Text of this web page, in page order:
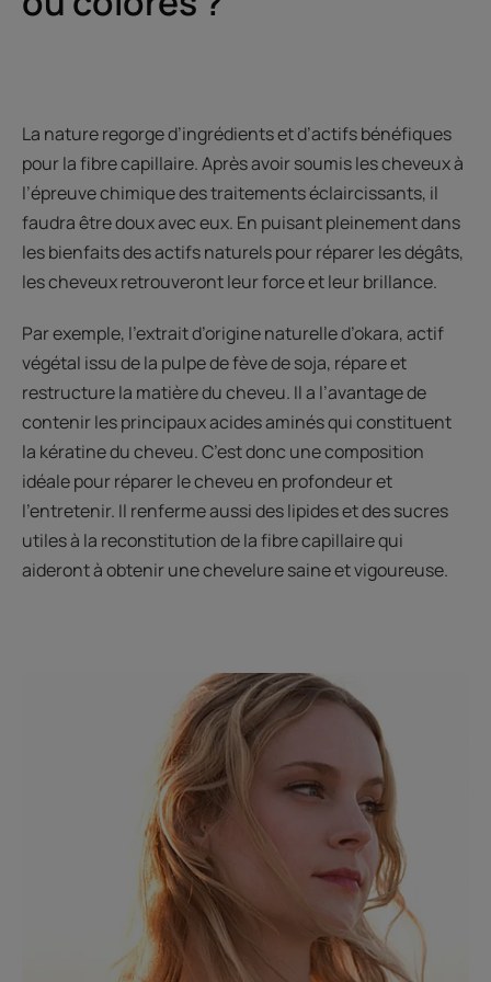
La nature regorge d’ingrédients et d’actifs bénéfiques
pour la fibre capillaire. Après avoir soumis les cheveux à
l’épreuve chimique des traitements éclaircissants, il
faudra être doux avec eux. En puisant pleinement dans
les bienfaits des actifs naturels pour réparer les dégâts,
les cheveux retrouveront leur force et leur brillance.
Par exemple, l’extrait d’origine naturelle d’okara, actif
végétal issu de la pulpe de fève de soja, répare et
restructure la matière du cheveu. Il a l’avantage de
contenir les principaux acides aminés qui constituent
la kératine du cheveu. C’est donc une composition
idéale pour réparer le cheveu en profondeur et
l’entretenir. Il renferme aussi des lipides et des sucres
utiles à la reconstitution de la fibre capillaire qui
aideront à obtenir une chevelure saine et vigoureuse.